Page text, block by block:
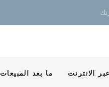
الانترنت ما بعد المبيعات